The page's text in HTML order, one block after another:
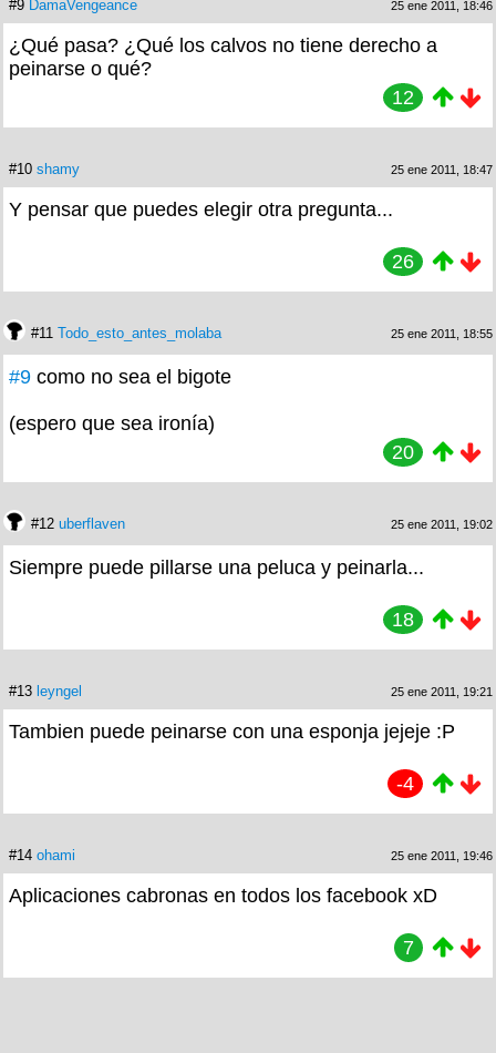
#9 DamaVengeance 25 ene 2011, 18:46
¿Qué pasa? ¿Qué los calvos no tiene derecho a
peinarse o qué?
12
#10 shamy 25 ene 2011, 18:47
Y pensar que puedes elegir otra pregunta...
26
#11 Todo_esto_antes_molaba 25 ene 2011, 18:55
#9 como no sea el bigote
(espero que sea ironía)
20
#12 uberflaven 25 ene 2011, 19:02
Siempre puede pillarse una peluca y peinarla...
18
#13 leyngel 25 ene 2011, 19:21
Tambien puede peinarse con una esponja jejeje :P
-4
#14 ohami 25 ene 2011, 19:46
Aplicaciones cabronas en todos los facebook xD
7